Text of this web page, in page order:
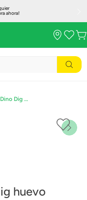
ahora!
Smashers Junior Dino Dig huevo grande
huevo